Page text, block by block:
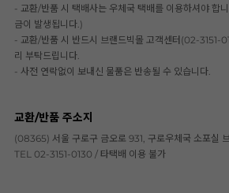
- 교환/반품 시 택배사는 우체국 택배를 이용하셔야 합
금이 발생됩니다.)
- 교환/반품 시 반드시 브랜드빅몰 고객센터(02-3151-
리 부탁드립니다.
- 사전 연락없이 보내신 물품은 반송될 수 있습니다.
교환/반품 주소지
(08365) 서울 구로구 금오로 931, 구로우체국 소포실
TEL 02-3151-0130 / 타택배 이용 불가